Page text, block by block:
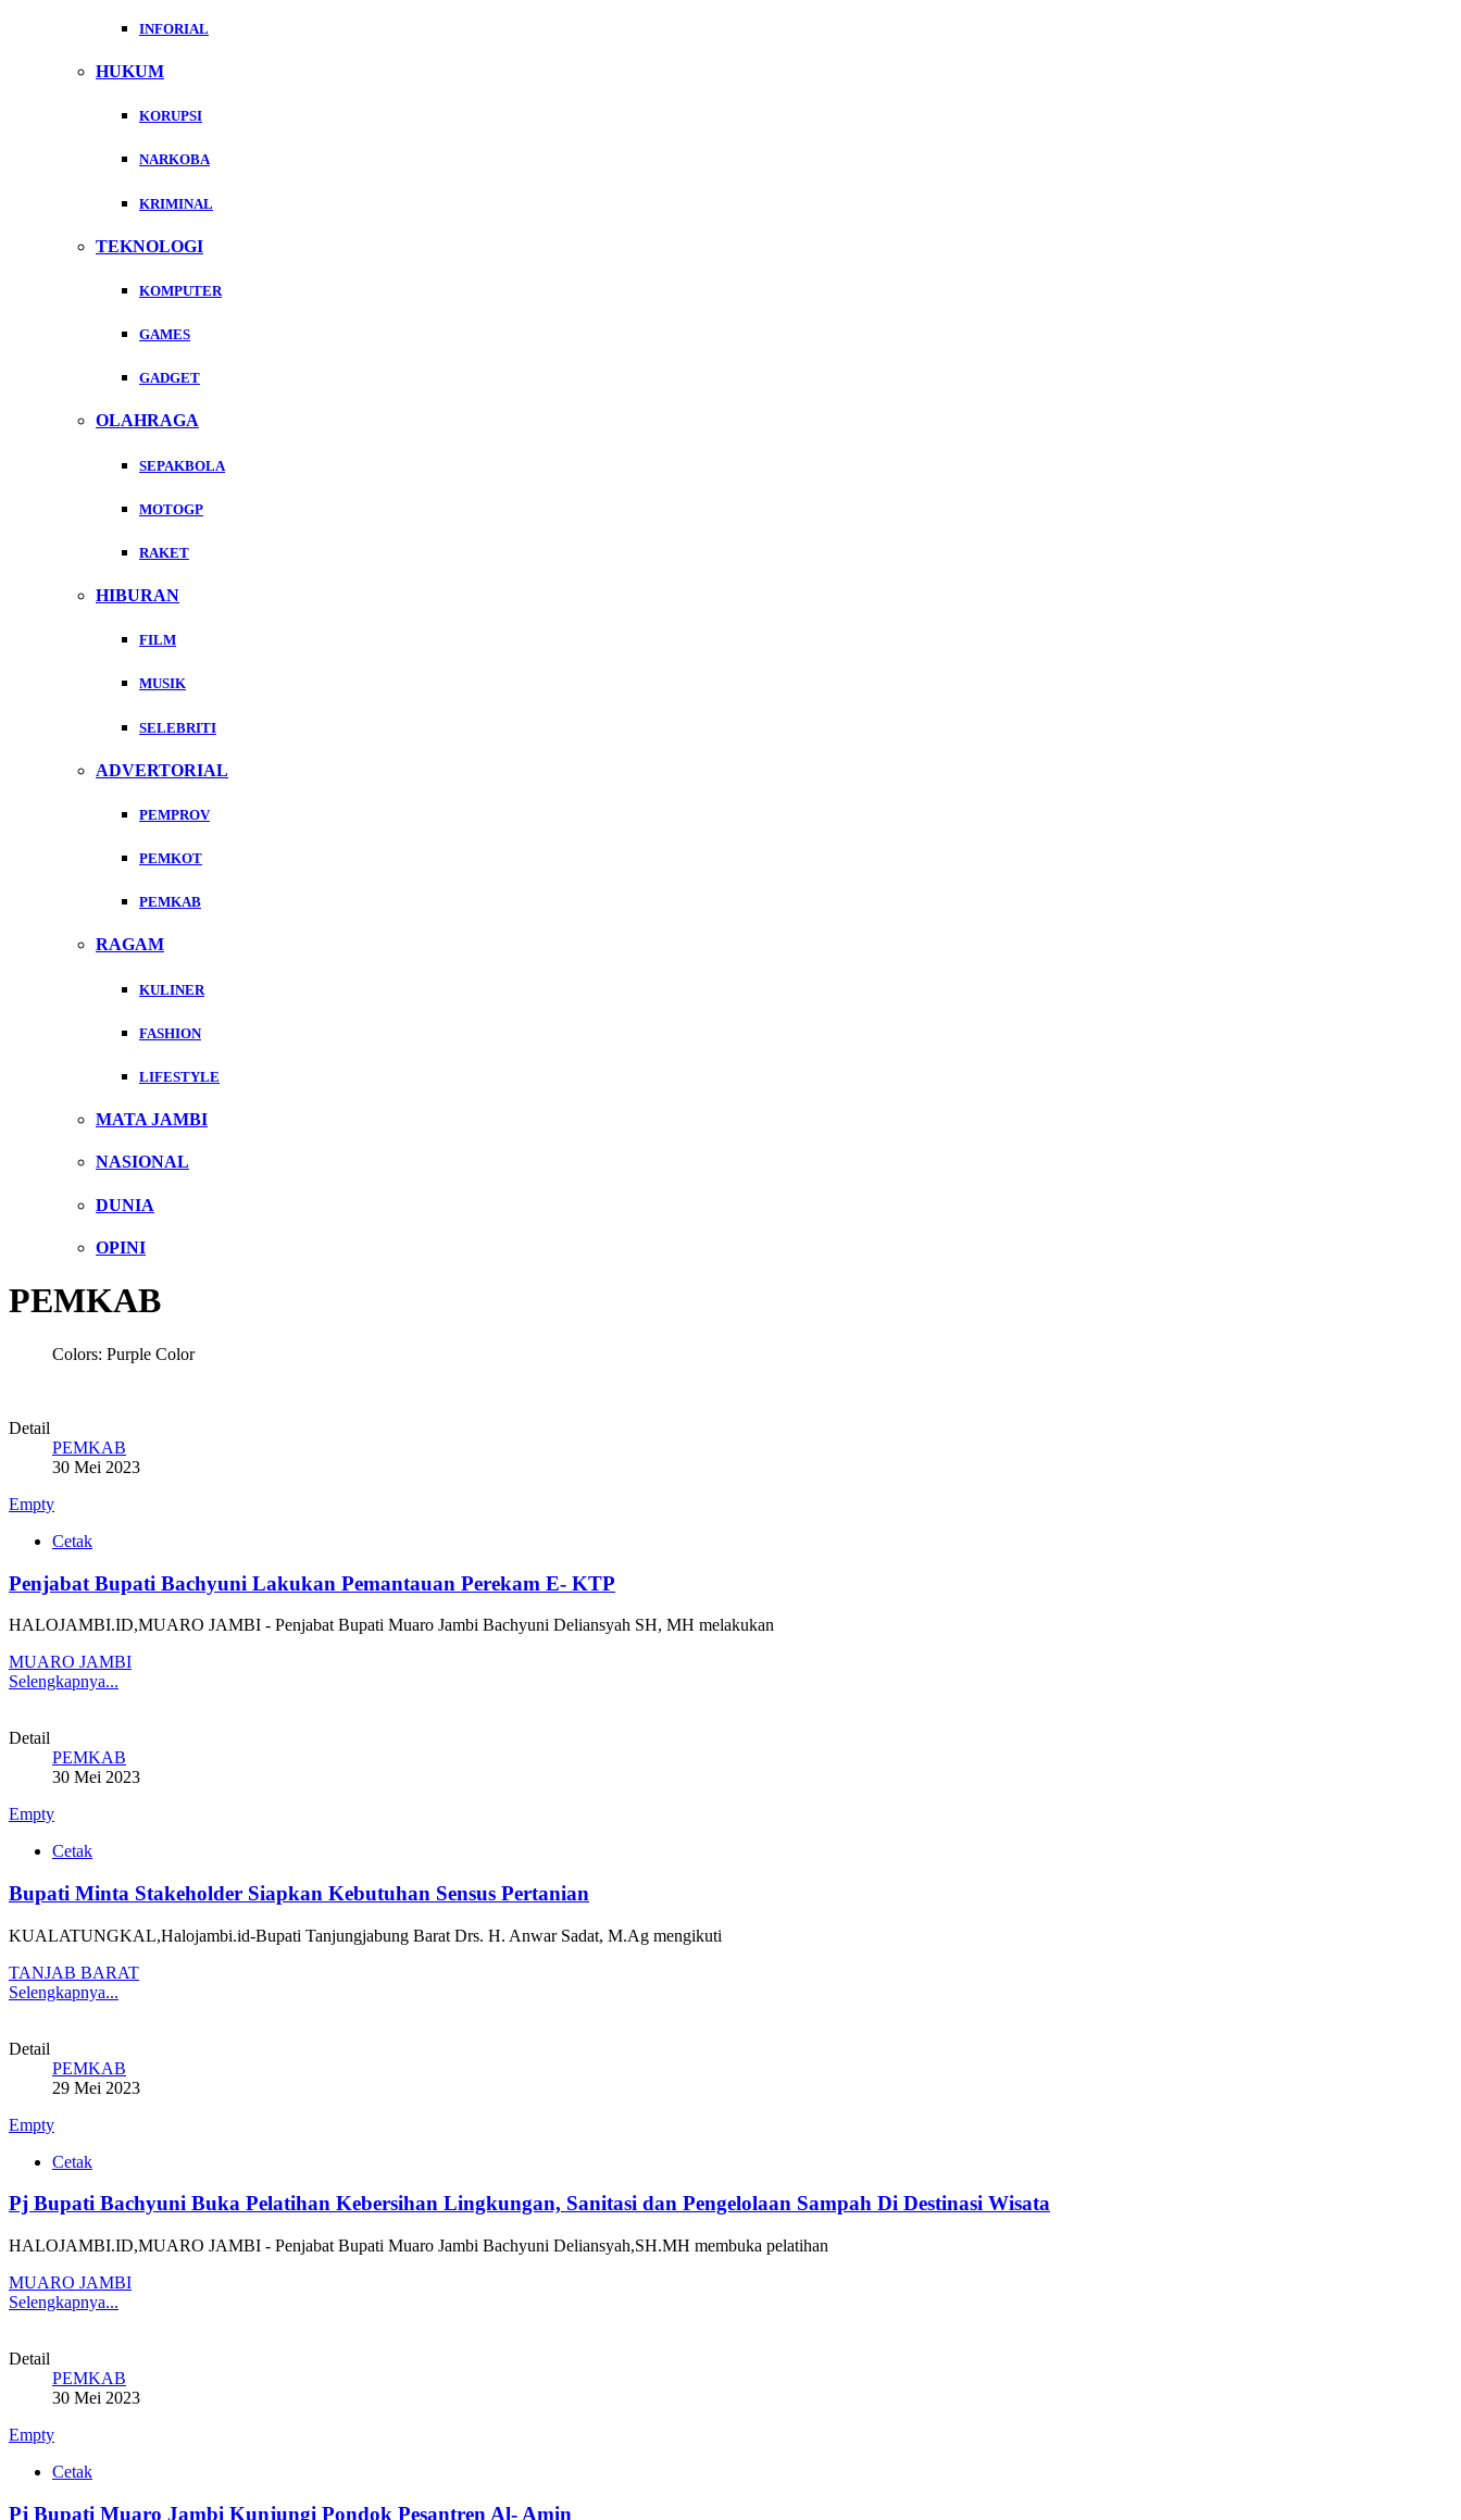
INFORIAL
HUKUM
KORUPSI
NARKOBA
KRIMINAL
TEKNOLOGI
KOMPUTER
GAMES
GADGET
OLAHRAGA
SEPAKBOLA
MOTOGP
RAKET
HIBURAN
FILM
MUSIK
SELEBRITI
ADVERTORIAL
PEMPROV
PEMKOT
PEMKAB
RAGAM
KULINER
FASHION
LIFESTYLE
MATA JAMBI
NASIONAL
DUNIA
OPINI
PEMKAB
Colors: Purple Color
Detail
PEMKAB
30 Mei 2023
Empty
Cetak
Penjabat Bupati Bachyuni Lakukan Pemantauan Perekam E- KTP
HALOJAMBI.ID,MUARO JAMBI - Penjabat Bupati Muaro Jambi Bachyuni Deliansyah SH, MH melakukan
MUARO JAMBI
Selengkapnya...
Detail
PEMKAB
30 Mei 2023
Empty
Cetak
Bupati Minta Stakeholder Siapkan Kebutuhan Sensus Pertanian
KUALATUNGKAL,Halojambi.id-Bupati Tanjungjabung Barat Drs. H. Anwar Sadat, M.Ag mengikuti
TANJAB BARAT
Selengkapnya...
Detail
PEMKAB
29 Mei 2023
Empty
Cetak
Pj Bupati Bachyuni Buka Pelatihan Kebersihan Lingkungan, Sanitasi dan Pengelolaan Sampah Di Destinasi Wisata
HALOJAMBI.ID,MUARO JAMBI - Penjabat Bupati Muaro Jambi Bachyuni Deliansyah,SH.MH membuka pelatihan
MUARO JAMBI
Selengkapnya...
Detail
PEMKAB
30 Mei 2023
Empty
Cetak
Pj Bupati Muaro Jambi Kunjungi Pondok Pesantren Al- Amin